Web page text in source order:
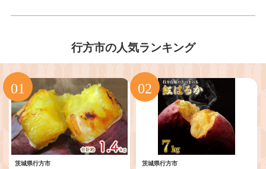
行方市の人気ランキング
茨城県行方市 茨城県行方市